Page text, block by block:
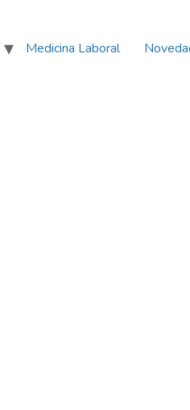
Medicina Laboral